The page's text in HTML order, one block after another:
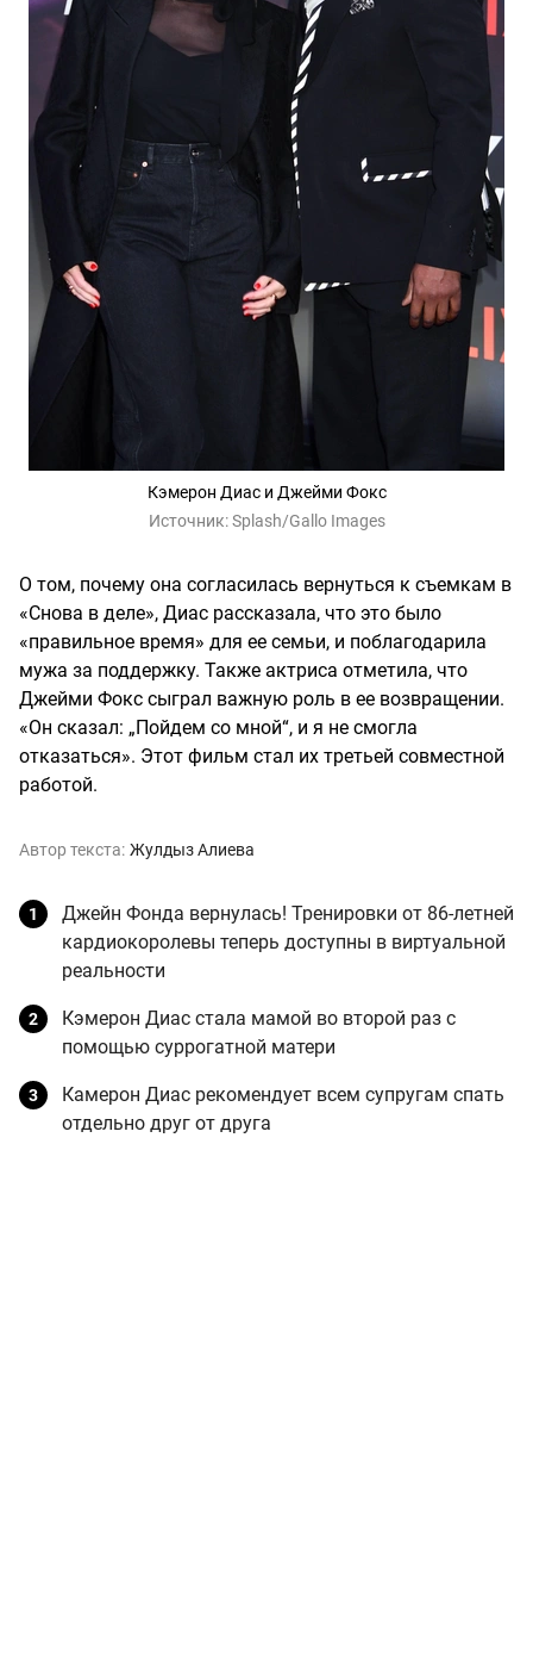
Кэмерон Диас и Джейми Фокс
Источник:Splash/Gallo Images
О том, почему она согласилась вернуться к съемкам в
«Снова в деле», Диас рассказала, что это было
«правильное время» для ее семьи, и поблагодарила
мужа за поддержку. Также актриса отметила, что
Джейми Фокс сыграл важную роль в ее возвращении.
«Он сказал: „Пойдем со мной“, и я не смогла
отказаться». Этот фильм стал их третьей совместной
работой.
Автор текста: Жулдыз Алиева
Джейн Фонда вернулась! Тренировки от 86-летней
кардиокоролевы теперь доступны в виртуальной
реальности
Кэмерон Диас стала мамой во второй раз с
помощью суррогатной матери
Камерон Диас рекомендует всем супругам спать
отдельно друг от друга